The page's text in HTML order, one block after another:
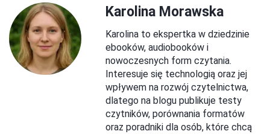
Karolina Morawska
Karolina to ekspertka w dziedzinie
ebooków, audiobooków i
nowoczesnych form czytania.
Interesuje się technologią oraz jej
wpływem na rozwój czytelnictwa,
dlatego na blogu publikuje testy
czytników, porównania formatów
oraz poradniki dla osób, które chcą